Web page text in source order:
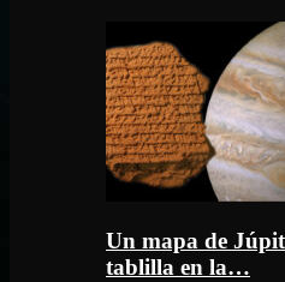
Un mapa de
tablilla en la…